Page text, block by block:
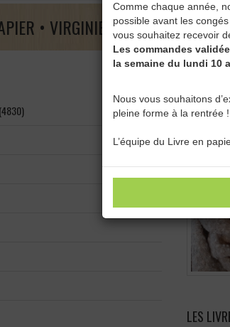
Comme chaque année,
possible avant les
vous souhaitez recevoir
Les commandes
la semaine du lundi 10
Nous vous souhaitons
pleine forme à la rentrée !
L’équipe du Livre en
• VIRGINIE DELAIVE
LES